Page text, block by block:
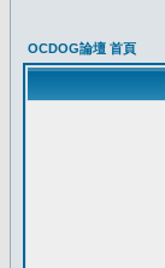
OCDOG論壇 首頁